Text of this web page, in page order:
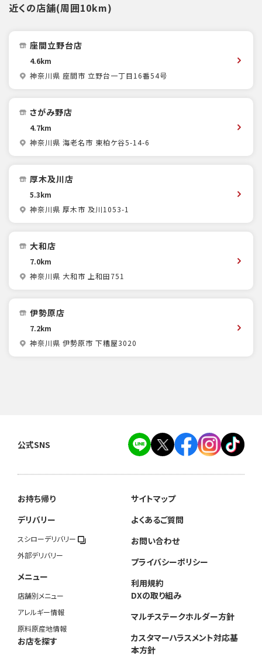
近くの店舗(周囲10km)
座間立野台店
4.6km
神奈川県 座間市 立野台一丁目16番54号
さがみ野店
4.7km
神奈川県 海老名市 東柏ケ谷5-14-6
厚木及川店
5.3km
神奈川県 厚木市 及川1053-1
大和店
7.0km
神奈川県 大和市 上和田751
伊勢原店
7.2km
神奈川県 伊勢原市 下糟屋3020
公式SNS
お持ち帰り
デリバリー
スシローデリバリー
外部デリバリー
メニュー
店舗別メニュー
アレルギー情報
原料原産地情報
お店を探す
サイトマップ
よくあるご質問
お問い合わせ
プライバシーポリシー
利用規約
DXの取り組み
マルチステークホルダー方針
カスタマーハラスメント対応基
本方針